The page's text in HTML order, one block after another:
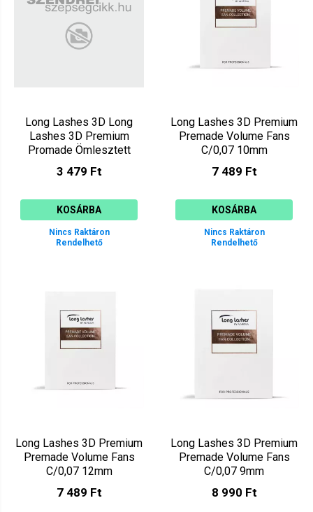
Long Lashes 3D Long
Lashes 3D Premium
Promade Ömlesztett
3 479 Ft
KOSÁRBA
Nincs Raktáron
Rendelhető
Long Lashes 3D Premium
Premade Volume Fans
C/0,07 10mm
7 489 Ft
KOSÁRBA
Nincs Raktáron
Rendelhető
Long Lashes 3D Premium
Premade Volume Fans
C/0,07 12mm
LLPRE3DC07012
7 489 Ft
Long Lashes 3D Premium
Premade Volume Fans
C/0,07 9mm
8 990 Ft